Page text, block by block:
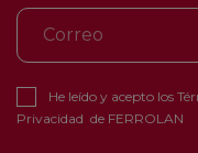
He leído y acepto los
Privacidad de FERROLAN